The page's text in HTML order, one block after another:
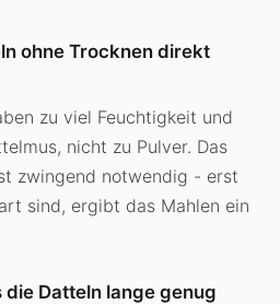
ohne Trocknen direkt
zu viel Feuchtigkeit und
nicht zu Pulver. Das
zwingend notwendig - erst
sind, ergibt das Mahlen ein
Datteln lange genug